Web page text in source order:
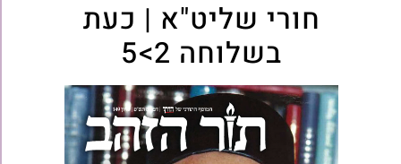
חורי שליט"א | כעת
בשלוחה 2>5